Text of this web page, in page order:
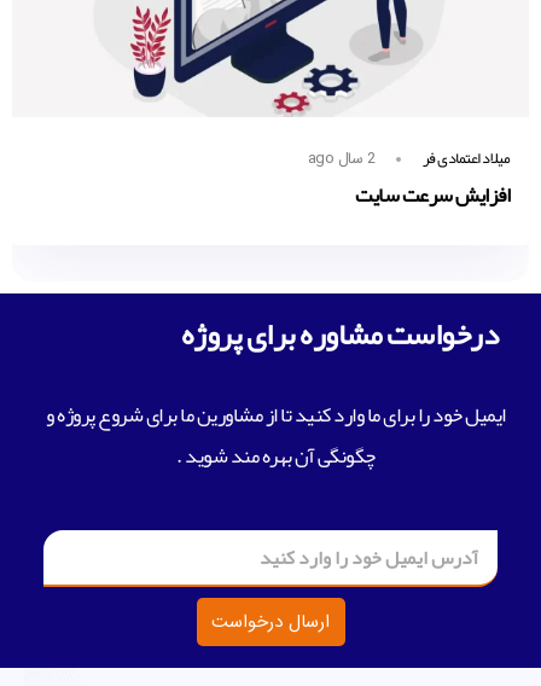
میلاد اعتمادی فر 2 سال ago
افزایش سرعت سایت
درخواست مشاوره برای پروژه
ایمیل خود را برای ما وارد کنید تا از مشاورین ما برای شروع پروژه و
چگونگی آن بهره مند شوید .
ارسال درخواست